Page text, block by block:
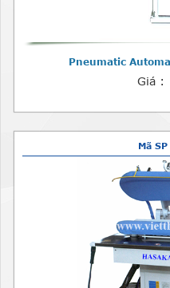
Pneumatic
Giá :
Mã SP